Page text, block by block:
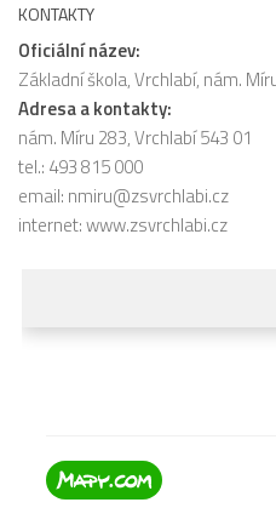
KONTAKTY
Oficiální název:
Základní škola, Vrchlabí, nám.
Adresa a kontakty:
nám. Míru 283, Vrchlabí 543 01
tel.: 493 815 000
email: nmiru@zsvrchlabi.cz
internet:www.zsvrchlabi.cz